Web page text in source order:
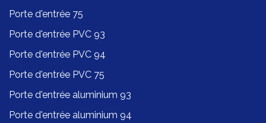
Porte d'entrée 75
Porte d'entrée PVC 93
Porte d'entrée PVC 94
Porte d'entrée PVC 75
Porte d'entrée aluminium 93
Porte d'entrée aluminium 94